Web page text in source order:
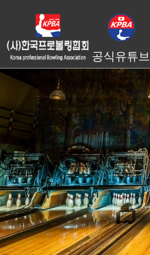
공식유튜브